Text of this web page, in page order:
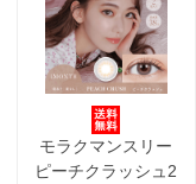
モラクマンスリー
ピーチクラッシュ2